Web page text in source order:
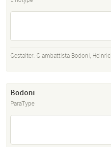
Gestalter: Giambattista Bodoni,
Bodoni
ParaType